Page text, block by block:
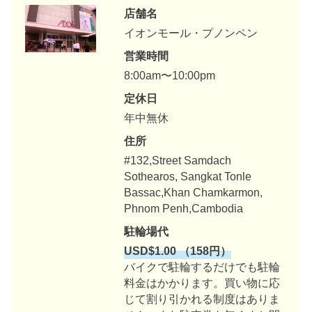
Phnom Penh,Cambodia
駐輪場代
USD$1.00 （
バイクで駐輪するだけでも駐輪
料金はかかります。買い物に応
じて割り引かれる制度はありま
せん。また駐車券を無くすと閉
店までバイクを外に出せないと
いう事態に
。
URL
http://aeonmallphnompenh.com/
海外生活者にとって日本食や日本食材は懐かしくなりま
す。なかなか国外では納得のいく日本食に出会えること